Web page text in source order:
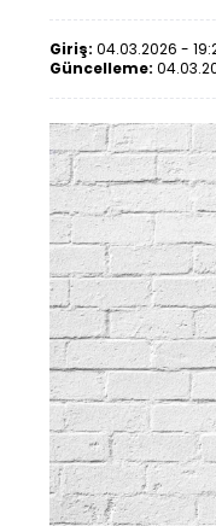
Giriş: 04.03.2026 -
Güncelleme: